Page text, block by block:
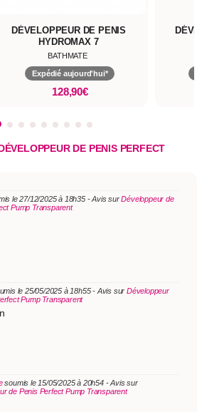
DÉVELOPPEUR DE PENIS
HYDROMAX 7
BATHMATE
Expédié aujourd'hui*
128,90€
DE PENIS PERFECT
le 27/12/2025 à 18h35 - Avis surDéveloppeur de
Pump Transparent
le 25/05/2025 à 18h55 - Avis sur Développeur
Pump Transparent
soumis le 15/05/2025 à 20h54 - Avis sur
de Penis Perfect Pump Transparent